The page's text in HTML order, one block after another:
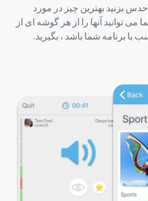
بزنید بهترین چیز در مورد
توانید آنها را از هر گوشه ای از
با برنامه شما باشد ، بگیرید.